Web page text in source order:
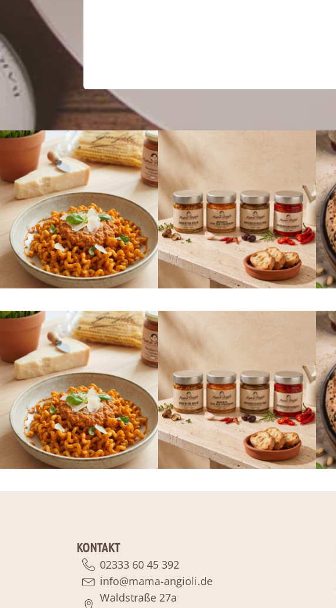
KONTAKT
02333 60 45 392
info@mama-angioli.de
Waldstraße 27a